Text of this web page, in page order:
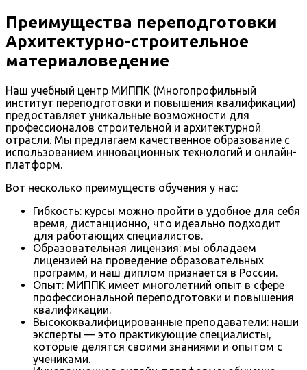
Преимущества переподготовки
Архитектурно-строительное
материаловедение
Наш учебный центр МИППК (Многопрофильный
институт переподготовки и повышения квалификации)
предоставляет уникальные возможности для
профессионалов строительной и архитектурной
отрасли. Мы предлагаем качественное образование с
использованием инновационных технологий и онлайн-
платформ.
Вот несколько преимуществ обучения у нас:
Гибкость: курсы можно пройти в удобное для себя
время, дистанционно, что идеально подходит
для работающих специалистов.
Образовательная лицензия: мы обладаем
лицензией на проведение образовательных
программ, и наш диплом признается в России.
Опыт: МИППК имеет многолетний опыт в сфере
профессиональной переподготовки и повышения
квалификации.
Высококвалифицированные преподаватели: наши
эксперты — это практикующие специалисты,
которые делятся своими знаниями и опытом с
учениками.